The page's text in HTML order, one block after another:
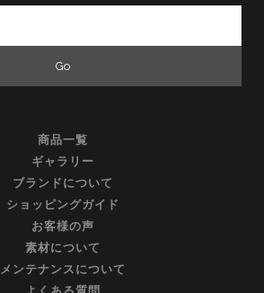
商品一覧
ギャラリー
ブランドについて
ショッピングガイド
お客様の声
素材について
メンテナンスについて